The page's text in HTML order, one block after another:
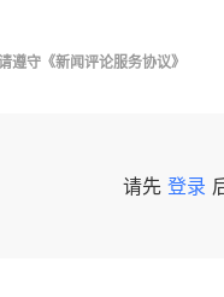
遵守 《新闻评论服务协议》
请先 登录